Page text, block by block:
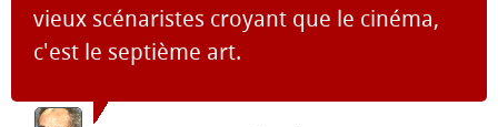
vieux scénaristes croyant que le cinéma,
c'est le septième art.